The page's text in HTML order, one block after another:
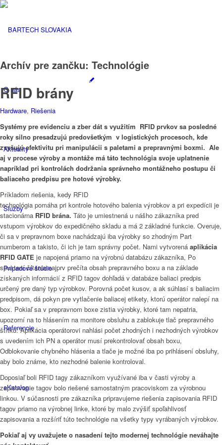
O nás
Aktuality
Služby
Prípadové štúdie
Referencie
eKatalog
Archív pre zančku: Technológie
RFID brány
Hardware, Riešenia
Systémy pre evidenciu a zber dát s využitím RFID prvkov sa posledné
roky silno presadzujú predovšetkým v logistických procesoch, kde
zvyšujú efektivitu pri manipulácii s paletami a prepravnými boxmi. Ale
aj v procese výroby a montáže má táto technológia svoje uplatnenie
napríklad pri kontrolách dodržania správneho montážneho postupu či
baliaceho predpisu pre hotové výrobky.
Príkladom riešenia, kedy RFID
technológia pomáha pri kontrole hotového balenia výrobkov a pri expedícii je
stacionárna RFID brána. Táto je umiestnená u nášho zákazníka pred
vstupom výrobkov do expedičného skladu a má 2 základné funkcie. Overuje,
či sa v prepravnom boxe nachádzajú iba výrobky so zhodným Part
numberom a takisto, či ich je tam správny počet. Nami vytvorená aplikácia
RFID GATE je napojená priamo na výrobnú databázu zákazníka, Po
spustení čítania najprv prečíta obsah prepravného boxu a na základe
získaných informácií z RFID tagov dohľadá v databáze baliaci predpis
určený pre daný typ výrobkov. Porovná počet kusov, a ak súhlasí s baliacim
predpisom, dá pokyn pre vytlačenie baliacej etikety, ktorú operátor nalepí na
box. Pokiaľ sa v prepravnom boxe zistia výrobky, ktoré tam nepatria,
upozorní na to hlásením na monitore obsluhu a zablokuje tlač prepravného
štítku. Aplikácia operátorovi nahlási počet zhodných i nezhodných výrobkov
s uvedením ich PN a operátor musí prekontrolovať obsah boxu,
Odblokovanie chybného hlásenia a tlače je možné iba po prihlásení obsluhy,
aby bolo známe, kto nezhodné balenie kontroloval.
Doposiaľ boli RFID tagy zákazníkom využívané iba v časti výroby a
zapisovanie tagov bolo riešené samostatným pracoviskom za výrobnou
linkou. V súčasnosti pre zákazníka pripravujeme riešenia zapisovania RFID
tagov priamo na výrobnej linke, ktoré by malo zvýšiť spoľahlivosť
zapisovania a rozšíriť túto technológie na všetky typy vyrábaných výrobkov.
Pokiaľ aj vy uvažujete o nasadení tejto modernej technológie neváhajte